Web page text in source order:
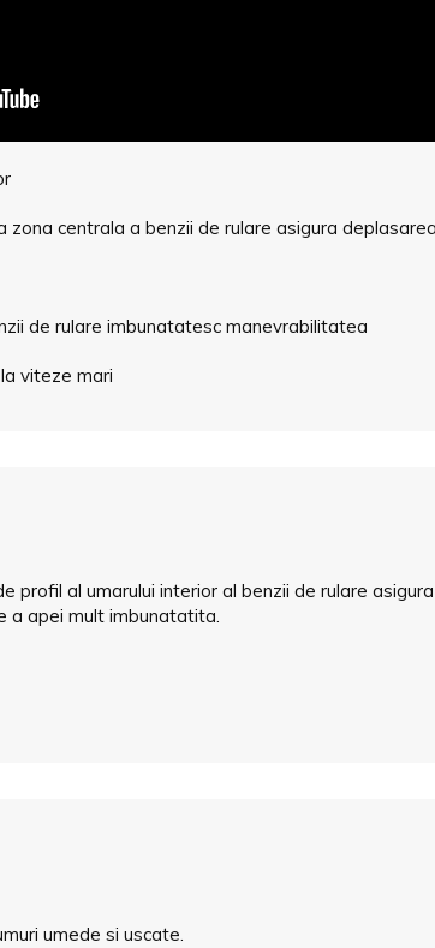
zona centrala a benzii de rulare asigura
de rulare imbunatatesc manevrabilitatea
viteze mari
profil al umarului interior al benzii de rulare
a apei mult imbunatatita.
umede si uscate.